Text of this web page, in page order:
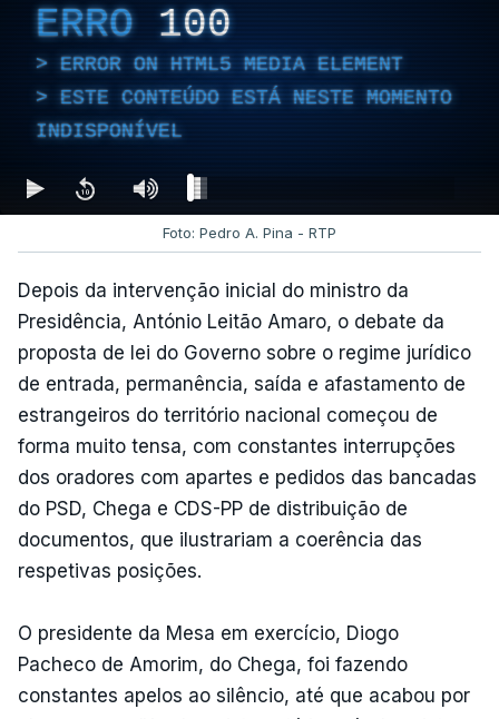
ERRO 100
ERROR ON HTML5 MEDIA ELEMENT
ESTE CONTEÚDO ESTÁ NESTE MOMENTO
INDISPONÍVEL
Foto: Pedro A. Pina - RTP
Depois da intervenção inicial do ministro da
Presidência, António Leitão Amaro, o debate da
proposta de lei do Governo sobre o regime jurídico
de entrada, permanência, saída e afastamento de
estrangeiros do território nacional começou de
forma muito tensa, com constantes interrupções
dos oradores com apartes e pedidos das bancadas
do PSD, Chega e CDS-PP de distribuição de
documentos, que ilustrariam a coerência das
respetivas posições.
O presidente da Mesa em exercício, Diogo
Pacheco de Amorim, do Chega, foi fazendo
constantes apelos ao silêncio, até que acabou por